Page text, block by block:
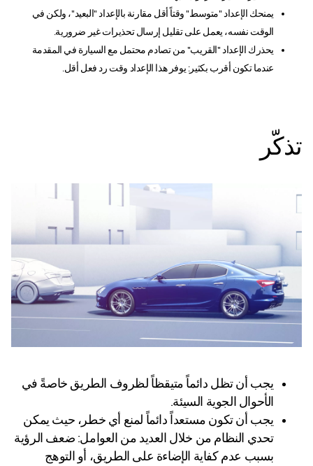
يمنحك الإعداد "متوسط" وقتاً أقل مقارنة بالإعداد "البعيد"، ولكن في
الوقت نفسه، يعمل على تقليل إرسال تحذيرات غير ضرورية.
يحذرك الإعداد "القريب" من تصادم محتمل مع السيارة في المقدمة
عندما تكون أقرب بكثير: يوفر هذا الإعداد وقت رد فعل أقل.
تذكّر
يجب أن تظل دائماً متيقظاً لظروف الطريق خاصةً في
الأحوال الجوية السيئة.
يجب أن تكون مستعداً دائماً لمنع أي خطر، حيث يمكن
تحدي النظام من خلال العديد من العوامل: ضعف الرؤية
بسبب عدم كفاية الإضاءة على الطريق، أو التوهج